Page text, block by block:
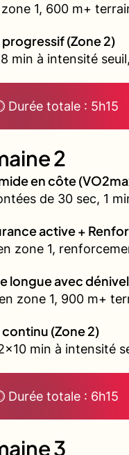
1, 600 m+
progressif (Zone 2)
min à intensité
Durée totale : 5h15
2
en côte
de 30 sec, 1
active +
zone 1,
longue avec
zone 1, 900 m+
continu (Zone 2)
min à intensité
Durée totale : 6h15
3